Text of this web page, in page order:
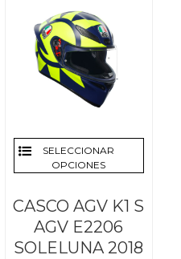
SELECCIONAR
OPCIONES
CASCO AGV K1 S
AGV E2206
SOLELUNA 2018